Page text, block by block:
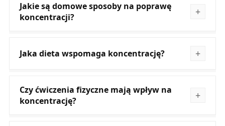
Jakie są domowe sposoby na poprawę
koncentracji?
Jaka dieta wspomaga koncentrację?
Czy ćwiczenia fizyczne mają wpływ na
koncentrację?